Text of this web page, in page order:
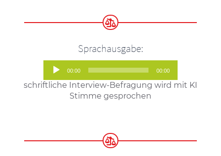
Sprachausgabe:
Audio-
Player
00:00 00:00
schriftliche Interview-Befragung wird mit KI
Stimme gesprochen